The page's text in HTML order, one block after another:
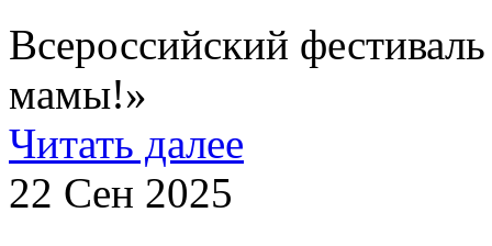
Всероссийский
мамы!»
Читать далее
22 Сен 2025